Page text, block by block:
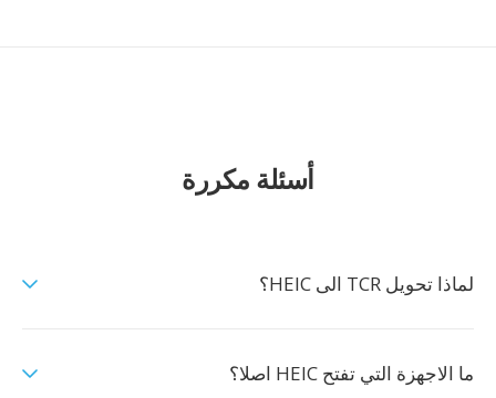
أسئلة مكررة
لماذا تحويل TCR الى HEIC؟
ما الاجهزة التي تفتح HEIC اصلا؟